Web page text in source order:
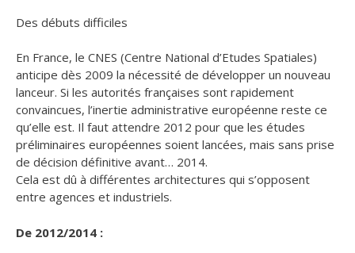
Des débuts difficiles
En France, le CNES (Centre National d’Etudes Spatiales)
anticipe dès 2009 la nécessité de développer un nouveau
lanceur. Si les autorités françaises sont rapidement
convaincues, l’inertie administrative européenne reste ce
qu’elle est. Il faut attendre 2012 pour que les études
préliminaires européennes soient lancées, mais sans prise
de décision définitive avant… 2014.
Cela est dû à différentes architectures qui s’opposent
entre agences et industriels.
De 2012/2014 :